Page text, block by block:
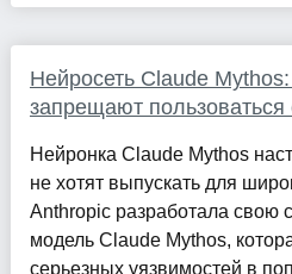
Нейросеть Claude
запрещают
Нейронка Claude Mythos
не хотят выпускать для
Anthropic разработала
модель Claude Mythos,
серьезных уязвимостей в